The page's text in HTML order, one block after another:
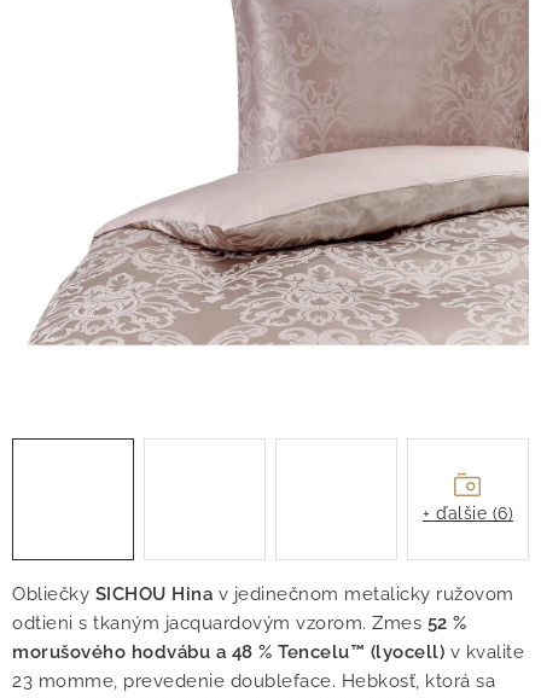
Kontakt
Podmienky ochrany osobných údajov
Reklamačný poriadok
Vrátenie tovaru
Obliečky SICHOU Hina v jedinečnom metalicky ružovom
odtieni s tkaným jacquardovým vzorom. Zmes 52 %
morušového hodvábu a 48 % Tencelu™ (lyocell) v kvalite
23 momme, prevedenie doubleface. Hebkosť, ktorá sa
+ ďalšie (6)